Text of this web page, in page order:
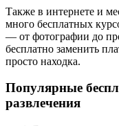
Также в интернете и
много бесплатных
— от фотографии до
бесплатно заменить
просто находка.
Популярные
развлечения